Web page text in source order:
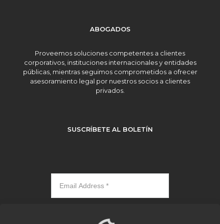
ABOGADOS
Proveemos soluciones competentes a clientes
corporativos, instituciones internacionales y entidades
públicas, mientras seguimos comprometidos a ofrecer
asesoramiento legal por nuestros socios a clientes
privados.
SUSCRÍBETE AL BOLETÍN